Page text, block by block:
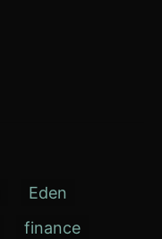
Eden
finance